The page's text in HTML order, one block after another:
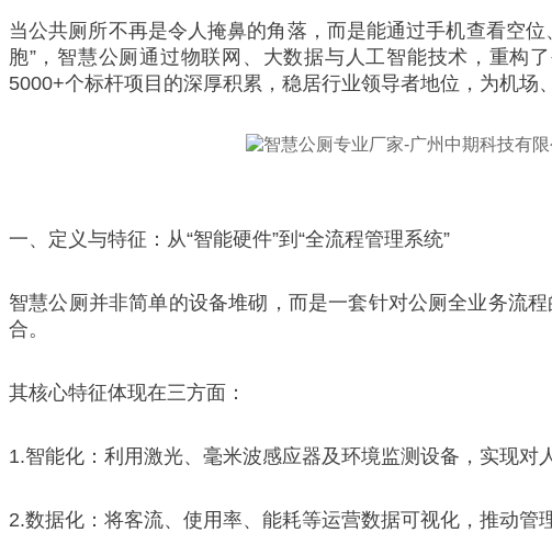
当公共厕所不再是令人掩鼻的角落，而是能通过手机查看空
胞”，智慧公厕通过物联网、大数据与人工智能技术，重构
5000+个标杆项目的深厚积累，稳居行业领导者地位，为机场
一、定义与特征：从“智能硬件”到“全流程管理系统”
智慧公厕并非简单的设备堆砌，而是一套针对公厕全业务流
合。
其核心特征体现在三方面：
1.智能化：利用激光、毫米波感应器及环境监测设备，实现对
2.数据化：将客流、使用率、能耗等运营数据可视化，推动管